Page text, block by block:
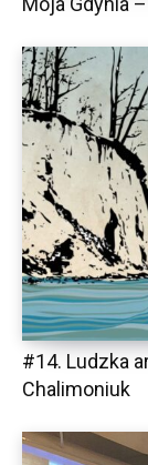
#14. Ludzka
Chalimoniuk